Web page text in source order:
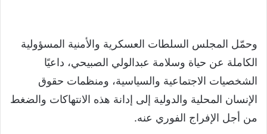
وحمّل المجلس السلطات العسكرية والأمنية المسؤولية
الكاملة عن حياة وسلامة عبدالولي الصبيحي، داعيًا
الشخصيات الاجتماعية والسياسية، ومنظمات حقوق
الإنسان المحلية والدولية إلى إدانة هذه الانتهاكات والضغط
من أجل الإفراج الفوري عنه.